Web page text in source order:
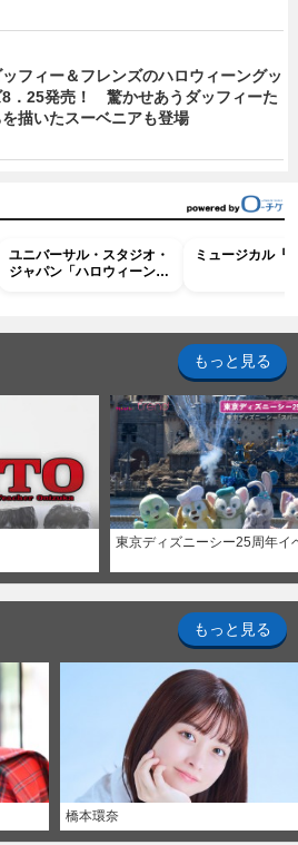
ッフィー＆フレンズのハロウィーングッ
8．25発売！ 驚かせあうダッフィーた
を描いたスーベニアも登場
ユニバーサル・スタジオ・
ジャパン「ハロウィーン・
ミュージカル『
もっと見る
東京ディズニーシー25周年イ
もっと見る
橋本環奈